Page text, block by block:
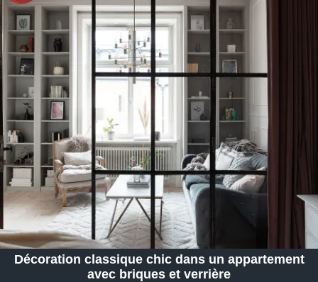
Décoration classique chic dans un appartement
avec briques et verrière